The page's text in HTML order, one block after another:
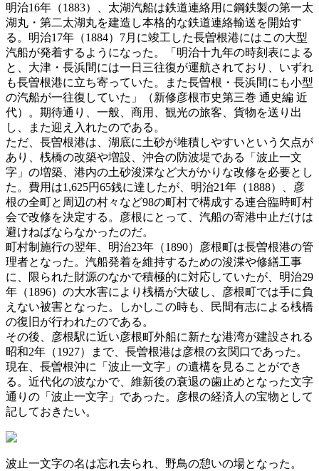
明治16年（1883）、太湖汽船は鉄道連絡用に鋼鉄製の第一太
湖丸・第二太湖丸を建造し本格的な鉄道連絡輸送を開始す
る。明治17年（1884）7月に竣工した長曽根港にはこの大型
汽船が発着するようになった。「明治十九年の時刻表による
と、大津・長浜間には一日三往復が運航されており、いずれ
も長曽根港に立ち寄っていた。また長曽根・長浜間にも小型
の汽船が一往復していた」（新修彦根市史第三巻 通史編 近
代）。期待通り、一般、商用、観光の旅客、貨物を送り出
し、また迎え入れたのである。
ただ、長曽根港は、湖底に土砂が堆積しやすいという欠点が
あり、桟橋の改築や増設、沖合の防波堤である「波止一文
字」の増築、港内の土砂浚渫など大がかりな改修を必要とし
た。費用は1,625円65銭に達したが、明治21年（1888）、彦
根の全町と周辺の村々など98の町村で構成する連合臨時町村
会で改修を決定する。彦根にとって、汽船の寄港中止だけは
避けねばならなかったのだ。
町村制施行の翌年、明治23年（1890）彦根町は長曽根港の管
理者となった。汽船発着を維持するための浚渫や修繕工事
に、限られた財源のなかで積極的に対応していたが、明治29
年（1896）の大水害により桟橋が大破し、彦根町では手に負
えない被害となった。しかしこの時も、民間有志による桟橋
の復旧が行われたのである。
その後、彦根駅に近い彦根町外船に新たな港湾が建設される
昭和2年（1927）まで、長曽根港は彦根の玄関口であった。
現在、長曽根沖に「波止一文字」の遺構を見ることができ
る。近代化の波なかで、維新後の衰退の歯止めとなった文字
通りの「波止一文字」であった。彦根の経済人の宝物として
記しておきたい。
波止一文字の名は忘れ去られ、野鳥の憩いの場となった。